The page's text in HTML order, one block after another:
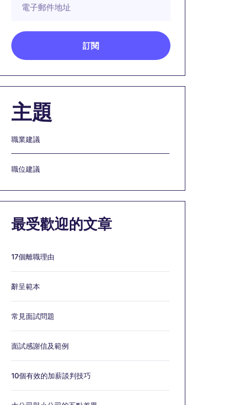
主題
職業建議
職位建議
最受歡迎的文章
17個離職理由
辭呈範本
常見面試問題
面試感謝信及範例
10個有效的加薪談判技巧